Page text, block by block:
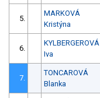
5.
MARKOVÁ
Kristýna
6.
KYLBERGEROVÁ
Iva
7.
TONCAROVÁ
Blanka